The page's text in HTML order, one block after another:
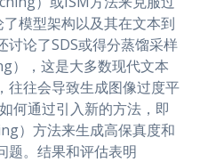
模型架构以及其在文本到
讨论了SDS或得分蒸馏采样
），这是大多数现代文本
往往会导致生成图像过度平
何通过引入新的方法，即
）方法来生成高保真度和
题。结果和评估表明